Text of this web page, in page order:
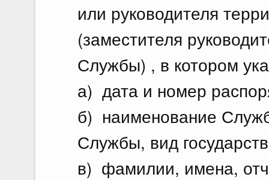
или руководителя
(заместителя
Службы) , в котором
а) дата и номер
б) наименование
Службы, вид
в) фамилии, имена,